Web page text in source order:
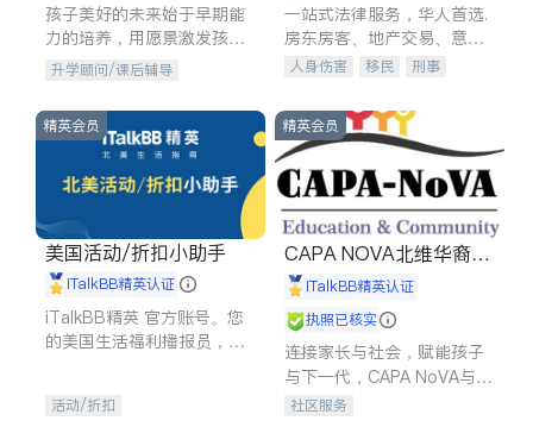
孩子美好的未来始于早期能
力的培养，用愿景激发孩子
的学习潜力和动力。理念：
拥有成长型心态是成功的基
石。
升学顾问/课后辅导
一站式法律服务，华人首选.
房东房客、地产交易、意外
伤害、车祸重伤、商业诉
建筑合同、刑事案件全包办
人身伤害 移民
刑事
信托/遗嘱
商业
索赔
律师-其它 保释
精英会员
美国活动/折扣小助手
iTalkBB精英认证
iTalkBB精英 官方账号。您
的美国生活福利播报员，精
专属福利。
活动/折扣
精英会员
CAPA NOVA北维华裔家
长会iTalkBB精英认证
执照已核实
连接家长与社会，赋能孩子
与下一代，CAPA NoVA与您
携手建设包容、公平、充满
社区服务